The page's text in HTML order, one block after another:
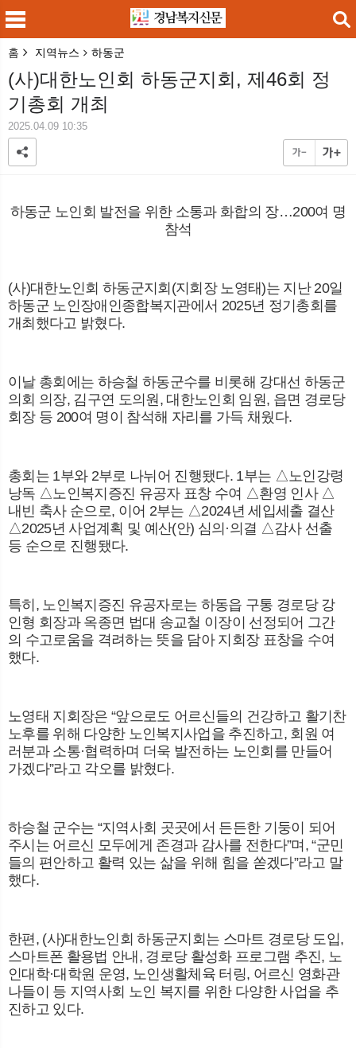
메
홈 지역뉴스 하동군
(사)대한노인회 하동군지회, 제46회 정
기총회 개최
2025.04.09 10:35
하동군 노인회 발전을 위한 소통과 화합의 장…200여 명
참석
(사)대한노인회 하동군지회 (지회장 노영태)는 지난 20일
하동군 노인장애인종합복지관에서 2025년 정기총회를
개최했다고 밝혔다.
이날 총회에는 하승철 하동군수를 비롯해 강대선 하동군
의회 의장, 김구연 도의원 , 대한노인회 임원, 읍면 경로당
회장 등 200여 명이 참석해 자리를 가득 채웠다.
총회는 1부와 2부로 나뉘어 진행됐다. 1부는 △노인강령
낭독 △노인복지증진 유공자 표창 수여 △환영 인사 △
내빈 축사 순으로, 이어 2부는 △2024년 세입세출 결산
△2025년 사업계획 및 예산(안) 심의 ·의결 △감사 선출
등 순으로 진행됐다.
특히 , 노인복지증진 유공자로는 하동읍 구통 경로당 강
인형 회장과 옥종면 법대 송교철 이장이 선정되어 그간
의 수고로움을 격려하는 뜻을 담아 지회장 표창을 수여
했다.
노영태 지회장은 “앞으로도 어르신들의 건강하고 활기찬
노후를 위해 다양한 노인복지사업을 추진하고, 회원 여
러분과 소통·협력하며 더욱 발전하는 노인회를 만들어
가겠다”라고 각오를 밝혔다.
하승철 군수는 “지역사회 곳곳에서 든든한 기둥이 되어
주시는 어르신 모두에게 존경과 감사를 전한다”며 , “군민
들의 편안하고 활력 있는 삶을 위해 힘을 쏟겠다”라고 말
했다.
한편, (사)대한노인회 하동군지회는 스마트 경로당 도입,
스마트폰 활용법 안내 , 경로당 활성화 프로그램 추진, 노
인대학·대학원 운영, 노인생활체육 터링, 어르신 영화관
나들이 등 지역사회 노인 복지를 위한 다양한 사업을 추
진하고 있다.